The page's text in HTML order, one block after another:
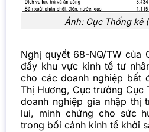
Ảnh: Cục Thống kê
Nghị quyết 68-NQ/TW của
đẩy khu vực kinh tế tư
cho các doanh nghiệp bất
Thị Hương, Cục trưởng Cục
doanh nghiệp gia nhập thị
lui, minh chứng cho sức
trong bối cảnh kinh tế khởi